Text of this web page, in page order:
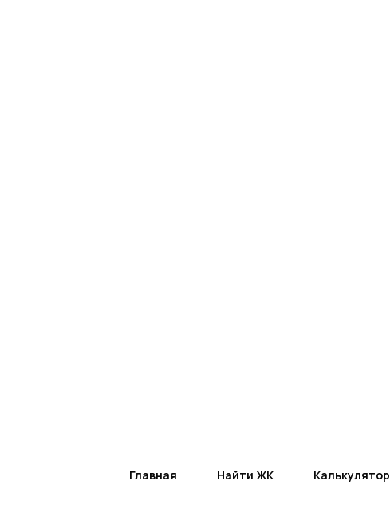
Главная Найти ЖК Калькулятор